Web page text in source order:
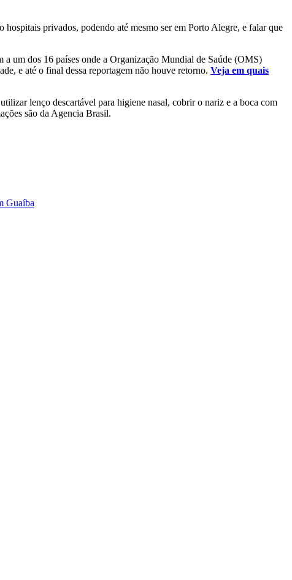
privados, podendo até mesmo ser em Porto Alegre, e falar que
a um dos 16 países onde a Organização Mundial de Saúde (OMS)
e até o final dessa reportagem não houve retorno. Veja em quais
lenço descartável para higiene nasal, cobrir o nariz e a boca com
são da Agencia Brasil.